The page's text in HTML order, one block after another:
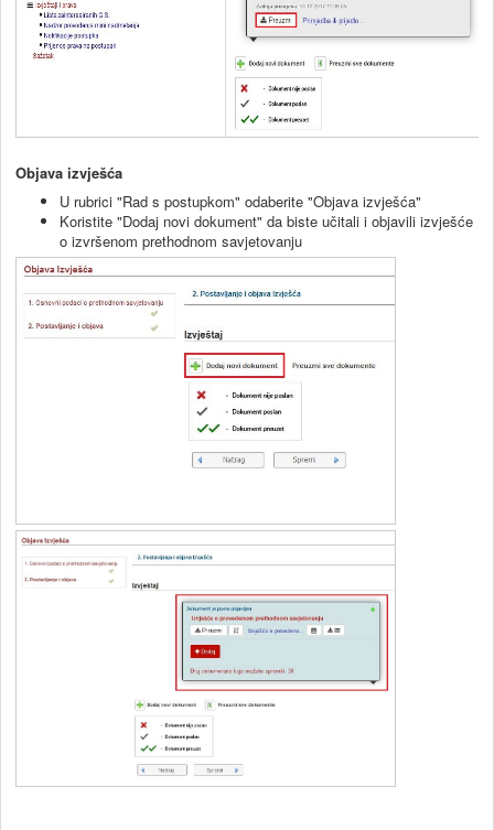
Objava izvješća
U rubrici "Rad s postupkom" odaberite "Objava izvješća"
Koristite "Dodaj novi dokument" da biste učitali i objavili izvješće
o izvršenom prethodnom savjetovanju